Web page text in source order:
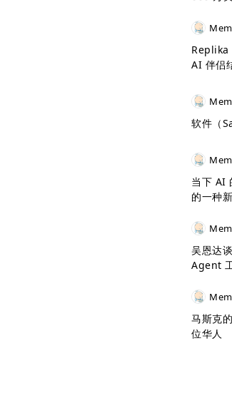
Replika
AI 伴侣
软件（
当下 AI
的一种
吴恩达
Agent
马斯克
位华人